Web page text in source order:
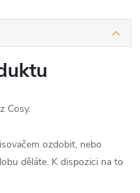
Cosy.
ozdobit, nebo
děláte. K dispozici na to